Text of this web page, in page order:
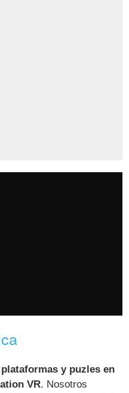
y puzles en
VR. Nosotros